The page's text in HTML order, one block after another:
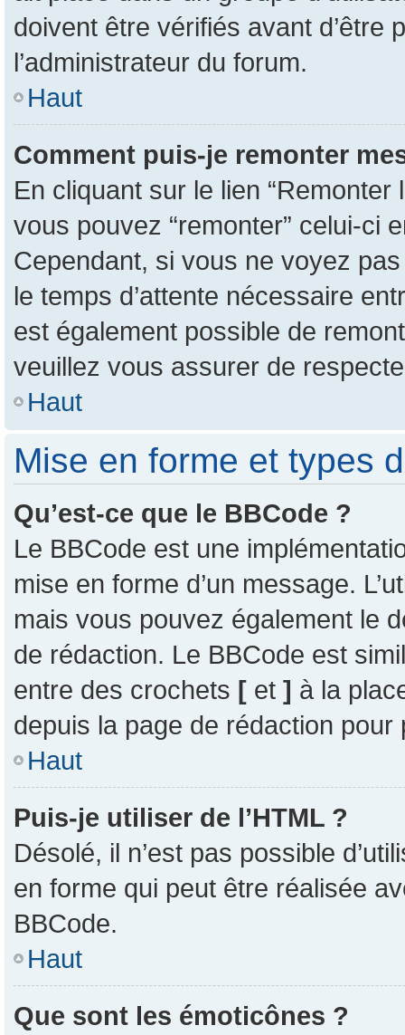
doivent être vérifiés avant d’être
l’administrateur du forum.
Haut
Comment puis-je remonter
En cliquant sur le lien
vous pouvez “remonter” celui-ci
Cependant, si vous ne voyez
le temps d’attente nécessaire
est également possible de
veuillez vous assurer de
Haut
Mise en forme et types
Qu’est-ce que le BBCode ?
Le BBCode est une
mise en forme d’un message.
mais vous pouvez également le
de rédaction. Le BBCode est
entre des crochets [ et ] à la
depuis la page de rédaction pour
Haut
Puis-je utiliser de l’HTML ?
Désolé, il n’est pas possible
en forme qui peut être réalisée
BBCode.
Haut
Que sont les émoticônes ?